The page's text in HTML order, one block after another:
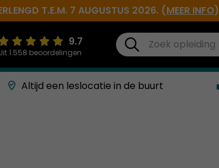
T.E.M. 7 AUGUSTUS 2026. (MEER INFO)
9.7
1.558 beoordelingen
Altijd een leslocatie in de buurt